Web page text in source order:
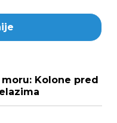
Kolone pred